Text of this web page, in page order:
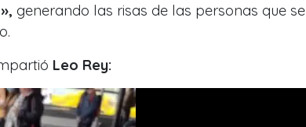
generando las risas de las personas que se
Leo Rey: